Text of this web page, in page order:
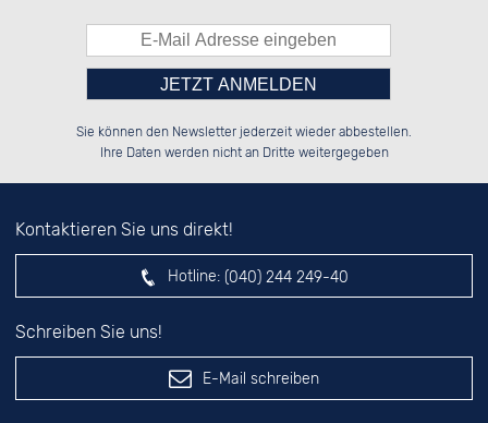
██░░░░░░██░░██░░░░░░██░░██░░██░░
██████░░██████░░░░████░░██░░██░░
██░░██░░██░░██░░░░░░██░░██░░██░░
Bitte tragen Sie die Zahl in
das nebenstehende Feld ein.
Sie können den Newsletter jederzeit wieder abbestellen.
Ihre Daten werden nicht an Dritte weitergegeben
Kontaktieren Sie uns direkt!
Hotline: (040) 244 249-40
Schreiben Sie uns!
E-Mail schreiben